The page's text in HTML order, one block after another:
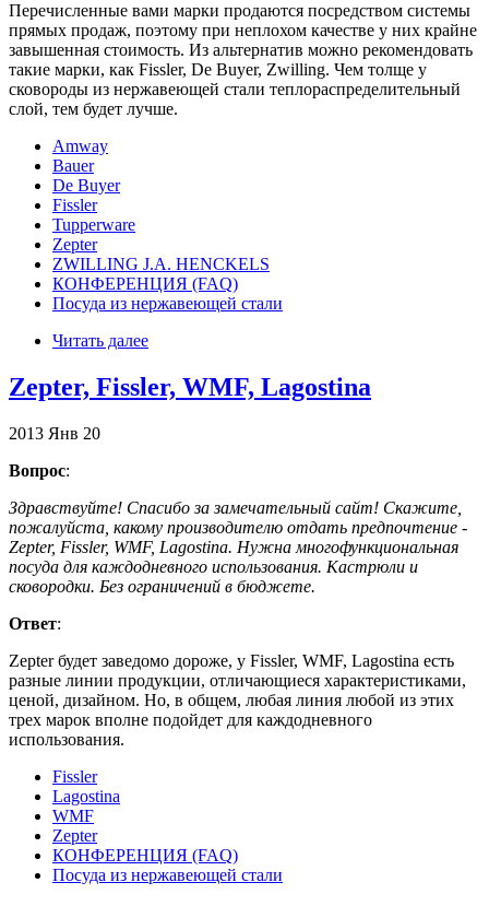
Перечисленные вами марки продаются посредством системы
прямых продаж, поэтому при неплохом качестве у них крайне
завышенная стоимость. Из альтернатив можно рекомендовать
такие марки, как Fissler, De Buyer, Zwilling. Чем толще у
сковороды из нержавеющей стали теплораспределительный
слой, тем будет лучше.
Amway
Bauer
De Buyer
Fissler
Tupperware
Zepter
ZWILLING J.A. HENCKELS
КОНФЕРЕНЦИЯ (FAQ)
Посуда из нержавеющей стали
Читать далее
Zepter, Fissler, WMF, Lagostina
2013 Янв 20
Вопрос:
Здравствуйте! Спасибо за замечательный сайт! Скажите,
пожалуйста, какому производителю отдать предпочтение -
Zepter, Fissler, WMF, Lagostina. Нужна многофункциональная
посуда для каждодневного использования. Кастрюли и
сковородки. Без ограничений в бюджете.
Ответ:
Zepter будет заведомо дороже, у Fissler, WMF, Lagostina есть
разные линии продукции, отличающиеся характеристиками,
ценой, дизайном. Но, в общем, любая линия любой из этих
трех марок вполне подойдет для каждодневного
использования.
Fissler
Lagostina
WMF
Zepter
КОНФЕРЕНЦИЯ (FAQ)
Посуда из нержавеющей стали